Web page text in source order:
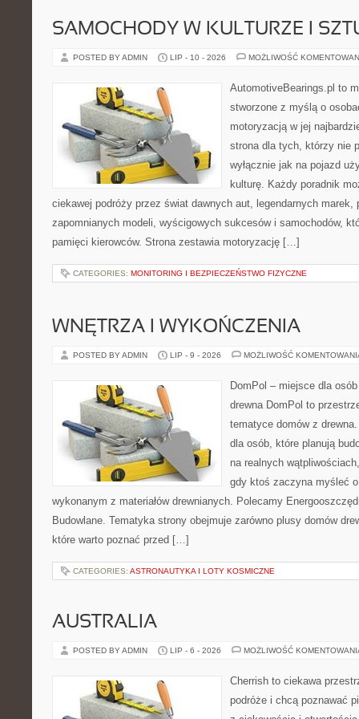
SAMOCHODY W KULTURZE I
POSTED BY ADMIN LIP - 10 - 2026 MOŻLIWOŚĆ
AutomotiveBearings.pl to
stworzone z myślą o
motoryzacją w jej
strona dla tych, którzy nie
wyłącznie jak na pojazd
kulturę. Każdy poradnik
ciekawej podróży przez świat dawnych aut, legendarnych marek,
zapomnianych modeli, wyścigowych sukcesów i samochodów,
pamięci kierowców. Strona zestawia motoryzację […]
CATEGORIES: MONITORING I BEZPIECZEŃSTWO FIZYCZNE
WNĘTRZA I WYKOŃCZENIA
POSTED BY ADMIN LIP - 9 - 2026 MOŻLIWOŚĆ
DomPol – miejsce dla
drewna DomPol to
tematyce domów z
dla osób, które planują
na realnych
gdy ktoś zaczyna myśleć o
wykonanym z materiałów drewnianych. Polecamy
Budowlane. Tematyka strony obejmuje zarówno plusy domów
które warto poznać przed […]
CATEGORIES: ASTRONAUTYKA I LOTY KOSMICZNE
AUSTRALIA
POSTED BY ADMIN LIP - 6 - 2026 MOŻLIWOŚĆ
Cherrish to ciekawa
podróże i chcą poznawać